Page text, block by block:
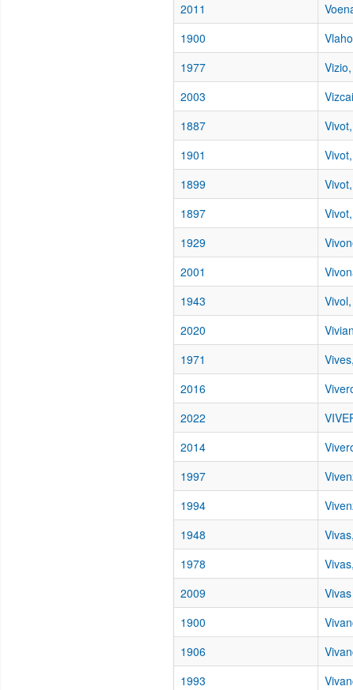
2011
1900
1977
2003
1887
1901
1899
1897
1929
2001
1943
2020
1971
2016
2022
2014
1997
1994
1948
1978
2009
1900
1906
1993